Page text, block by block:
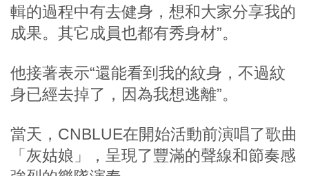
輯的過程中有去健身，想和大家分享我的
成果。其它成員也都有秀身材”。
他接著表示“還能看到我的紋身，不過紋
身已經去掉了，因為我想逃離”。
當天，CNBLUE在開始活動前演唱了歌曲
「灰姑娘」，呈現了豐滿的聲線和節奏感